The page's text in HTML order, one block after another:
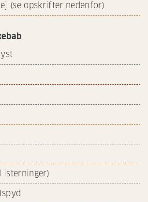
(se opskrifter nedenfor)
isterninger)